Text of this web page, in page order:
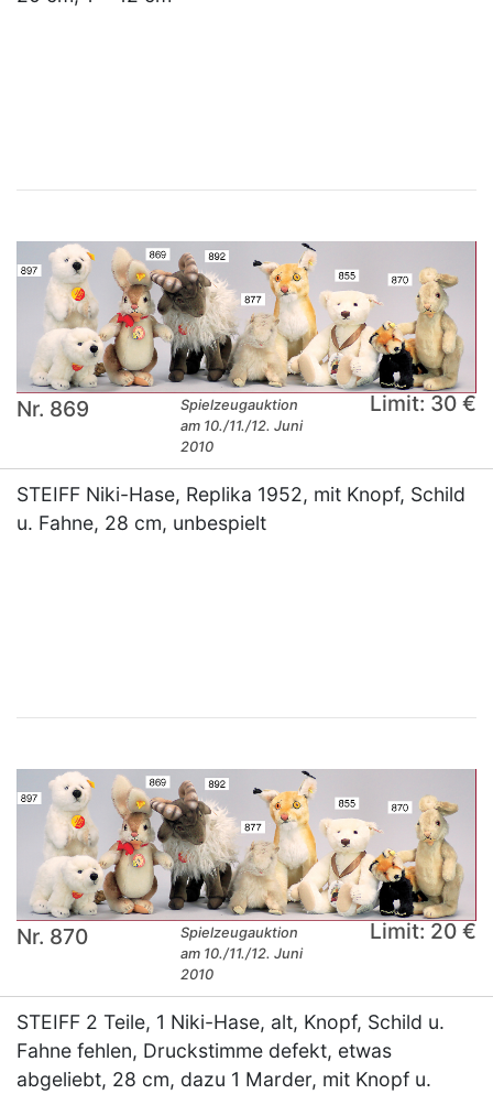
Nr. 869
Spielzeugauktion
am 10./11./12. Juni
2010
Limit: 30 €
STEIFF Niki-Hase, Replika 1952, mit Knopf, Schild
u. Fahne, 28 cm, unbespielt
Nr. 870
Spielzeugauktion
am 10./11./12. Juni
2010
Limit: 20 €
STEIFF 2 Teile, 1 Niki-Hase, alt, Knopf, Schild u.
Fahne fehlen, Druckstimme defekt, etwas
abgeliebt, 28 cm, dazu 1 Marder, mit Knopf u.